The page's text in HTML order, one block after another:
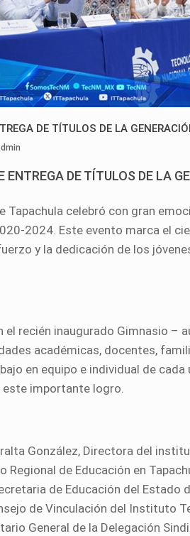
DE TÍTULOS DE LA
ENTREGA DE TÍTULOS DE LA
celebró con gran
2024. Este evento marca el
y la dedicación de los
el recién inaugurado Gimnasio –
académicas, docentes,
en equipo e individual de
importante logro.
González, Directora del
Regional de Educación en
de Educación del Estado
de Vinculación del Instituto
General de la Delegación